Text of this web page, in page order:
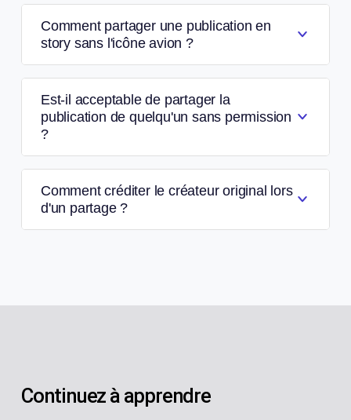
Comment partager une publication en
story sans l'icône avion ?
Est-il acceptable de partager la
publication de quelqu'un sans permission
?
Comment créditer le créateur original lors
d'un partage ?
Continuez à apprendre